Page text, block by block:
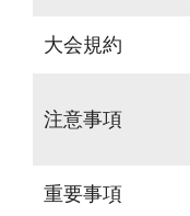
大会規約
注意事項
重要事項